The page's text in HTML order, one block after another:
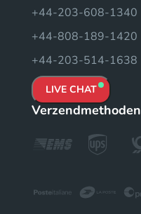
+44-203-608-1340
+44-808-189-1420
+44-203-514-1638
LIVE CHAT
Verzendmethoden